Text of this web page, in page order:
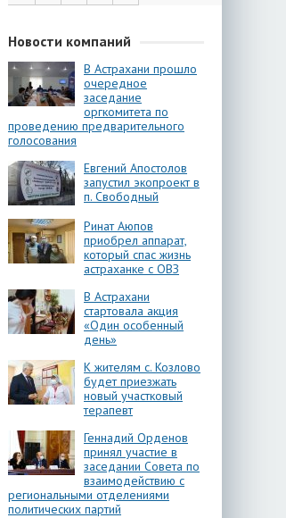
Новости компаний
В Астрахани прошло
очередное
заседание
оргкомитета по
проведению предварительного
голосования
Евгений Апостолов
запустил экопроект в
п. Свободный
Ринат Аюпов
приобрел аппарат,
который спас жизнь
астраханке с ОВЗ
В Астрахани
стартовала акция
«Один особенный
день»
К жителям с. Козлово
будет приезжать
новый участковый
терапевт
Геннадий Орденов
принял участие в
заседании Совета по
взаимодействию с
региональными отделениями
политических партий